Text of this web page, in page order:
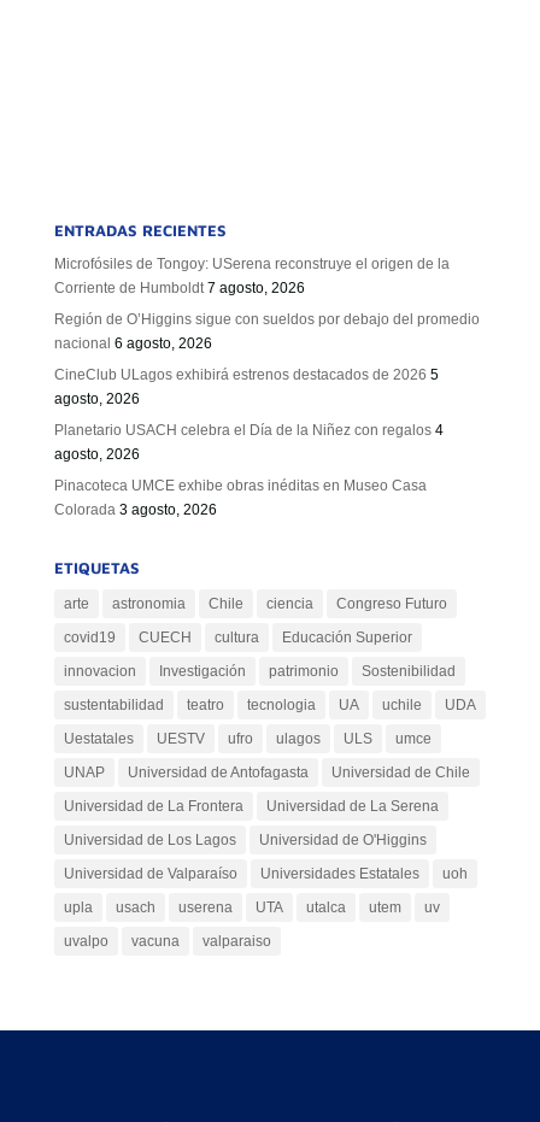
ENTRADAS RECIENTES
Microfósiles de Tongoy: USerena reconstruye el origen de la
Corriente de Humboldt 7 agosto, 2026
Región de O’Higgins sigue con sueldos por debajo del promedio
nacional 6 agosto, 2026
CineClub ULagos exhibirá estrenos destacados de 2026 5
agosto, 2026
Planetario USACH celebra el Día de la Niñez con regalos 4
agosto, 2026
Pinacoteca UMCE exhibe obras inéditas en Museo Casa
Colorada 3 agosto, 2026
ETIQUETAS
arte astronomia Chile ciencia
Congreso Futuro
covid19
CUECH cultura
Educación Superior
innovacion
Investigación patrimonio
Sostenibilidad
sustentabilidad
teatro tecnologia UA uchile
UDA
Uestatales
UESTV ufro ulagos ULS
umce
UNAP
Universidad de Antofagasta
Universidad de Chile
Universidad de La Frontera
Universidad de La Serena
Universidad de Los Lagos
Universidad de O'Higgins
Universidad de Valparaíso
Universidades Estatales
uoh
upla
usach userena UTA utalca utem
uv
uvalpo
vacuna valparaiso